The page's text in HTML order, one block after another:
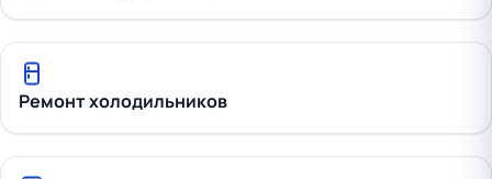
Ремонт холодильников